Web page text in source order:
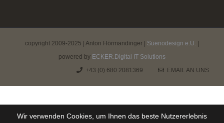
copyright 2009-2025 | Anton Hörmandinger | Suenodesign e.U. |
powered by ECKER.Digital IT Solutions
+43 (0) 680 2081369
EMAIL AN UNS
Wir verwenden Cookies, um Ihnen das beste Nutzererlebnis